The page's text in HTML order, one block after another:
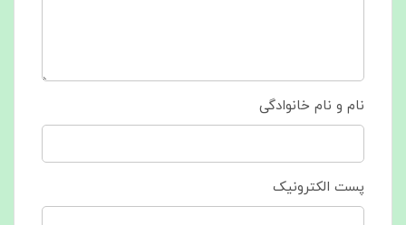
نام و نام خانوادگی
پست الکترونیک